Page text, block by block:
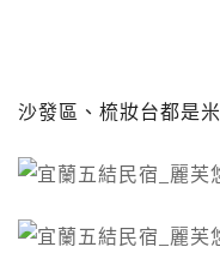
沙發區、梳妝台都是